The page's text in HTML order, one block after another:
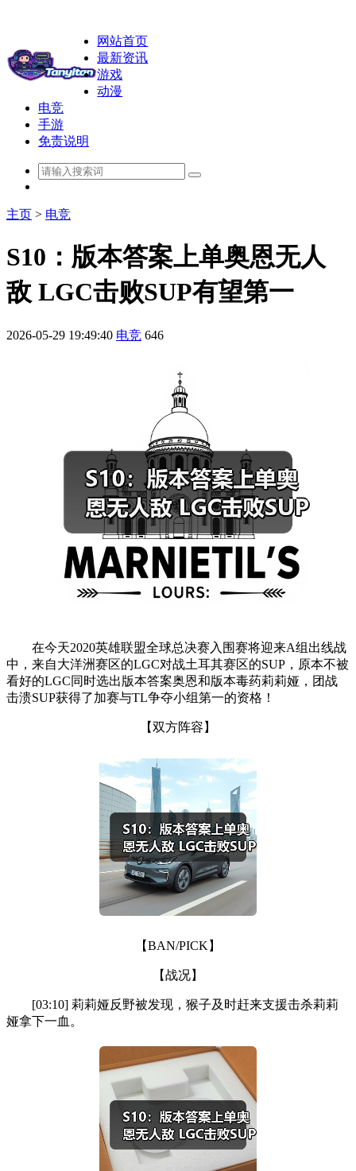
网站首页
最新资讯
游戏
动漫
电竞
手游
免责说明
主页 > 电竞
S10：版本答案上单奥恩无人
敌 LGC击败SUP有望第一
2026-05-29 19:49:40 电竞 646
在今天2020英雄联盟全球总决赛入围赛将迎来A组出线战
中，来自大洋洲赛区的LGC对战土耳其赛区的SUP，原本不被
看好的LGC同时选出版本答案奥恩和版本毒药莉莉娅，团战
击溃SUP获得了加赛与TL争夺小组第一的资格！
【双方阵容】
【BAN/PICK】
【战况】
[03:10] 莉莉娅反野被发现，猴子及时赶来支援击杀莉莉
娅拿下一血。